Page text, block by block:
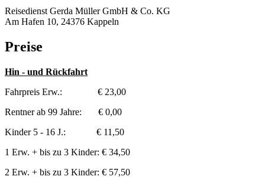
Reisedienst Gerda Müller GmbH & Co. KG
Am Hafen 10, 24376 Kappeln
Preise
Hin - und Rückfahrt
Fahrpreis Erw.: € 23,00
Rentner ab 99 Jahre: € 0,00
Kinder 5 - 16 J.: € 11,50
1 Erw. + bis zu 3 Kinder: € 34,50
2 Erw. + bis zu 3 Kinder: € 57,50